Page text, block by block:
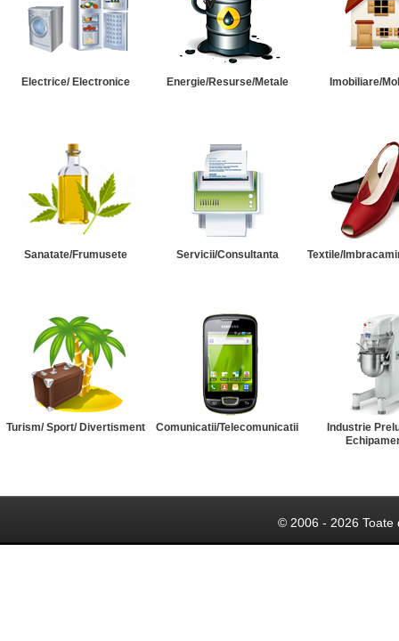
Electrice/ Electronice Energie/Resurse/Metale Imobiliare/
Sanatate/Frumusete Servicii/Consultanta Textile/
Turism/ Sport/ Divertisment Comunicatii/Telecomunicatii
Industrie
© 2006 - 2026